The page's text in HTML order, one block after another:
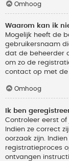
Omhoog
Waarom kan ik
Mogelijk heeft de
gebruikersnaam
dat de beheerder
om zo de
contact op met de
Omhoog
Ik ben
Controleer eerst
Indien ze correct
oorzaak zijn.
registratieproces
ontvangen